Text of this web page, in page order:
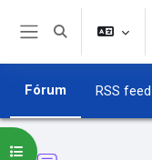
Ir para o conteúdo
Alternar entrada
Fórum RSS
Abrir índice do curso